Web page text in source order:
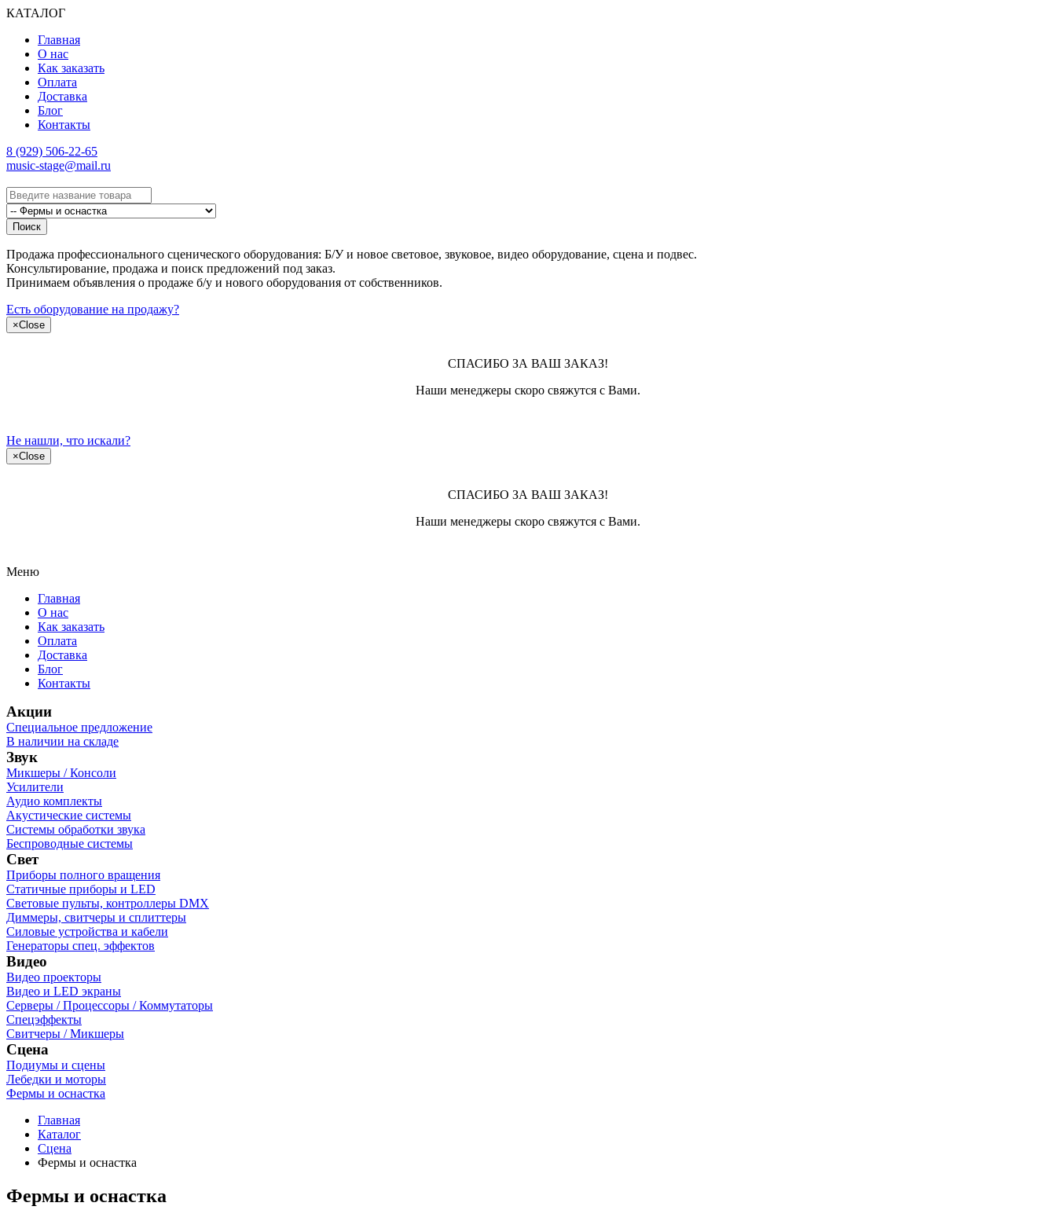
КАТАЛОГ
Главная
О нас
Как заказать
Оплата
Доставка
Блог
Контакты
8 (929) 506-22-65
music-stage@mail.ru
Поиск
Продажа профессионального сценического оборудования: Б/У и новое световое, звуковое, видео оборудование, сцена и подвес.
Консультирование, продажа и поиск предложений под заказ.
Принимаем объявления о продаже б/у и нового оборудования от собственников.
Есть оборудование на продажу?
×Close
СПАСИБО ЗА ВАШ ЗАКАЗ!
Наши менеджеры скоро свяжутся с Вами.
Не нашли, что искали?
×Close
СПАСИБО ЗА ВАШ ЗАКАЗ!
Наши менеджеры скоро свяжутся с Вами.
Меню
Главная
О нас
Как заказать
Оплата
Доставка
Блог
Контакты
Акции
Специальное предложение
В наличии на складе
Звук
Микшеры / Консоли
Усилители
Аудио комплекты
Акустические системы
Системы обработки звука
Беспроводные системы
Свет
Приборы полного вращения
Статичные приборы и LED
Световые пульты, контроллеры DMX
Диммеры, свитчеры и сплиттеры
Силовые устройства и кабели
Генераторы спец. эффектов
Видео
Видео проекторы
Видео и LED экраны
Серверы / Процессоры / Коммутаторы
Спецэффекты
Свитчеры / Микшеры
Сцена
Подиумы и сцены
Лебедки и моторы
Фермы и оснастка
Главная
Каталог
Сцена
Фермы и оснастка
Фермы и оснастка